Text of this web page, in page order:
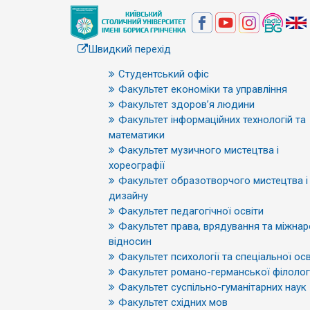
Швидкий перехід
Студентський офіс
Факультет економіки та управління
Факультет здоров’я людини
Факультет інформаційних технологій та
математики
Факультет музичного мистецтва і
хореографії
Факультет образотворчого мистецтва і
дизайну
Факультет педагогічної освіти
Факультет права, врядування та
відносин
Факультет психології та спеціальної
Факультет романо-германської
Факультет суспільно-гуманітарних наук
Факультет східних мов